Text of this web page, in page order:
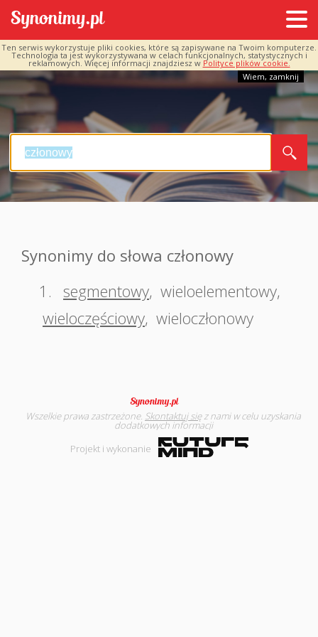
Ten serwis wykorzystuje pliki cookies, które są zapisywane na Twoim komputerze.
Technologia ta jest wykorzystywana w celach funkcjonalnych, statystycznych i
reklamowych. Więcej informacji znajdziesz w Polityce plików cookie.
Wiem, zamknij
Synonimy do słowa członowy
1.
segmentowy, wieloelementowy,
wieloczęściowy, wieloczłonowy
Wszelkie prawa zastrzeżone. Skontaktuj sięz nami w celu uzyskania
dodatkowych informacji
Projekt i wykonanie